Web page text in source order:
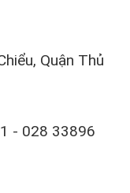
Quận Thủ
- 028 33896